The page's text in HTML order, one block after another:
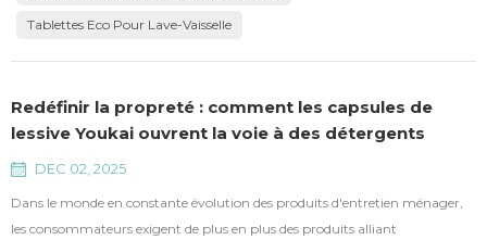
Tablettes Eco Pour Lave-Vaisselle
Redéfinir la propreté : comment les capsules de
lessive Youkai ouvrent la voie à des détergents
écologiques et haute performance
DEC 02, 2025
Dans le monde en constante évolution des produits d'entretien ménager,
les consommateurs exigent de plus en plus des produits alliant